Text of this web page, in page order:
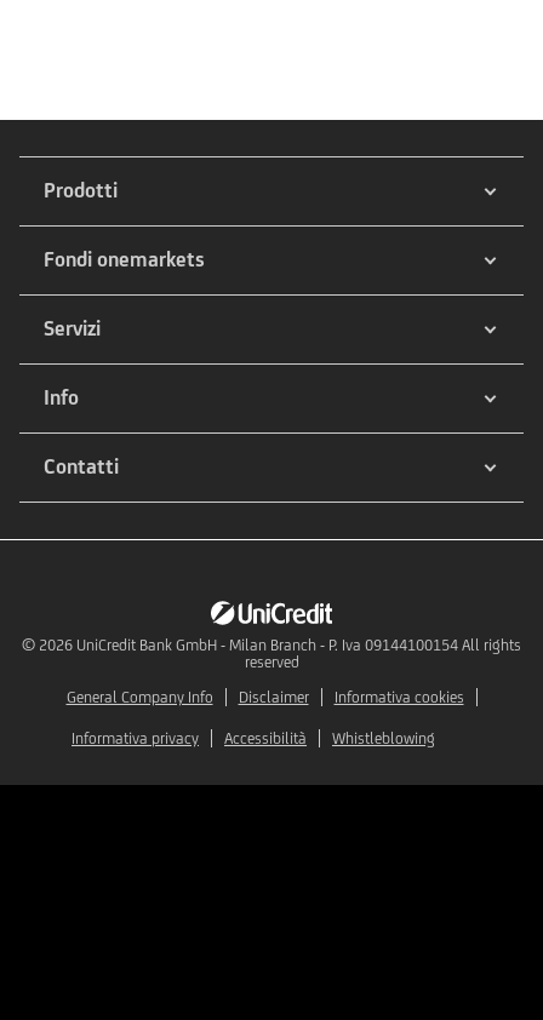
Prodotti
Fondi onemarkets
Servizi
Info
Contatti
© 2026 UniCredit Bank GmbH - Milan Branch - P. Iva 09144100154 All rights
reserved
General Company Info
Disclaimer Informativa cookies
Informativa privacy Accessibilità Whistleblowing